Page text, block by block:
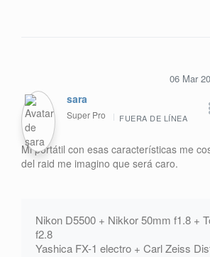
06 Mar
sara
Super Pro FUERA DE LÍNEA
Mi portátil con esas características me
del raid me imagino que será caro.
Nikon D5500 + Nikkor 50mm f1.8 +
f2.8
Yashica FX-1 electro + Carl Zeiss